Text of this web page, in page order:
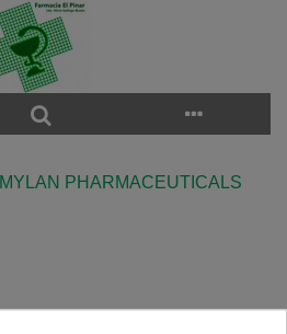
MYLAN PHARMACEUTICALS